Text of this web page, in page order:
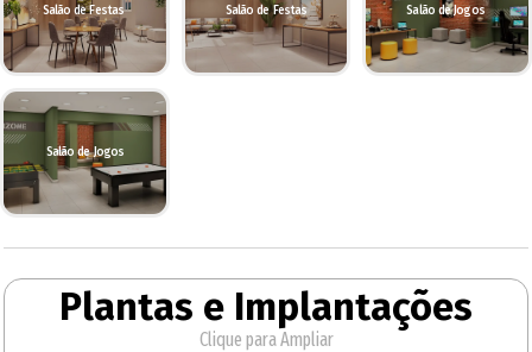
Salão de Festas Salão de Festas Salão de Jogos
Salão de Jogos
Plantas e Implantações
Clique para Ampliar